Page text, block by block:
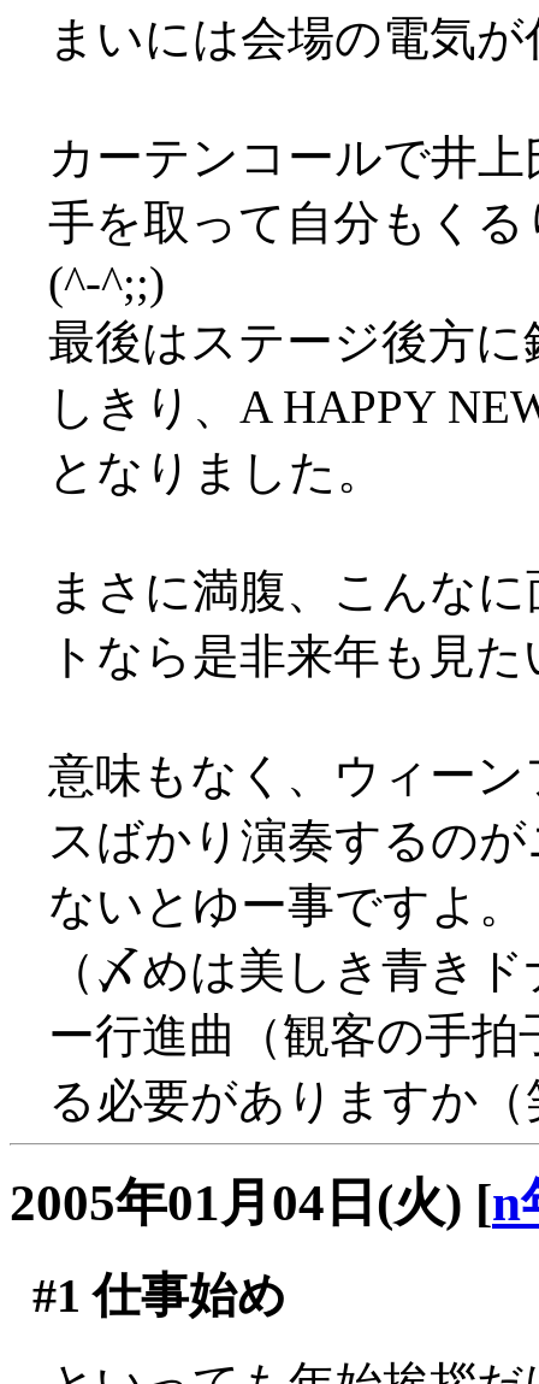
まいには会場の電気
カーテンコールで井
手を取って自分もく
(^-^;;)
最後はステージ後方
しきり、A HAPPY
となりました。
まさに満腹、こんな
トなら是非来年も見
意味もなく、ウィー
スばかり演奏するの
ないとゆー事ですよ。
（〆めは美しき青き
ー行進曲（観客の手
る必要がありますか（
2005年01月04日(火) [n
#1 仕事始め